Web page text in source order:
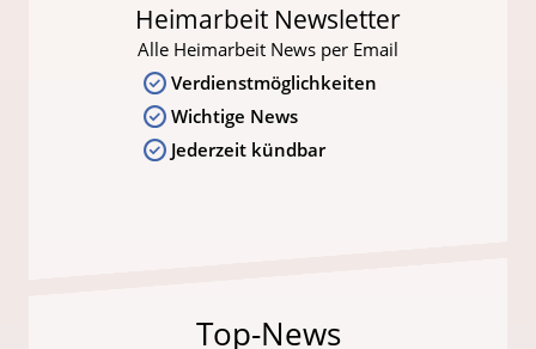
Heimarbeit Newsletter
Alle Heimarbeit News per Email
Verdienstmöglichkeiten
Wichtige News
Jederzeit kündbar
Top-News